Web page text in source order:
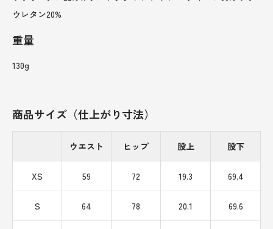
ウレタン20%
重量
130g
商品サイズ（仕上がり寸法）
ウエスト ヒップ 股上 股下
XS 59 72 19.3 69.4
S 64 78 20.1 69.6